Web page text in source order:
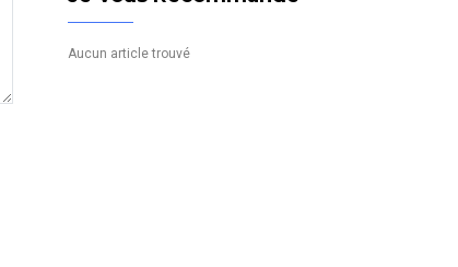
Aucun article trouvé